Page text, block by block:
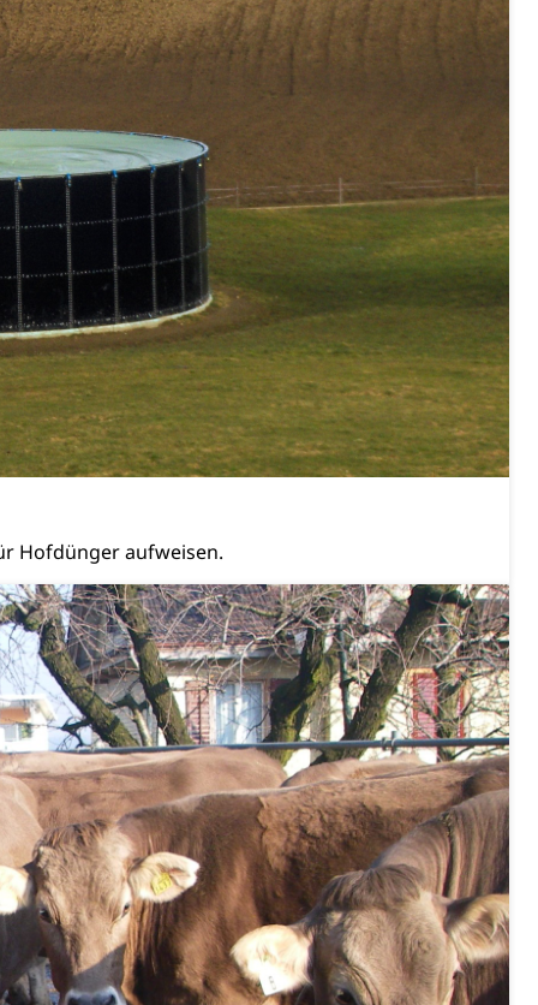
Hofdünger aufweisen.
Freiwilliger Schulsport
Fischerei, Viehzucht
Halten von Wildtieren
Haltung Heimtiere
Zivilstandsamt, Erben, Erbenliste
Dienstverweigerer, Militärdienstverweigerung,
Betriebe, Alarmierung, Sirenentest